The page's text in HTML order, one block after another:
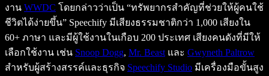
งาน WWDC โดยกล่าวว่าเป็น “ทรัพยากรสำคัญที่ช่วยให้ผู้คนใช้
ชีวิตได้ง่ายขึ้น” Speechify มีเสียงธรรมชาติกว่า 1,000 เสียงใน
60+ ภาษา และมีผู้ใช้งานในเกือบ 200 ประเทศ เสียงคนดังที่มีให้
เลือกใช้งาน เช่น Snoop Dogg, Mr. Beast และ Gwyneth Paltrow
สำหรับผู้สร้างสรรค์และธุรกิจ Speechify Studio มีเครื่องมือขั้นสูง